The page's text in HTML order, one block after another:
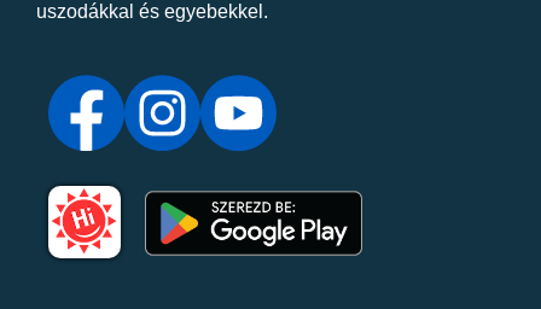
uszodákkal és egyebekkel.